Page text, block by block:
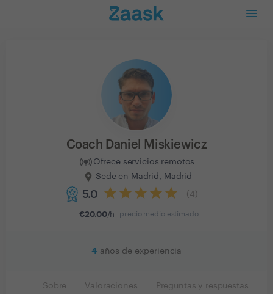
Coach Daniel Miskiewicz
Ofrece servicios remotos
Sede en Madrid, Madrid
5.0 4
€20.00/h precio medio estimado
4 años de experiencia
Sobre Valoraciones Preguntas y respuestas